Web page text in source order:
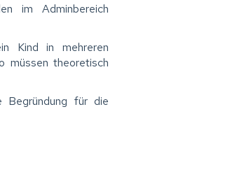
im Adminbereich
Kind in mehreren
müssen theoretisch
Begründung für die